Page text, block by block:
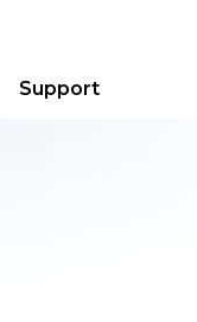
Support